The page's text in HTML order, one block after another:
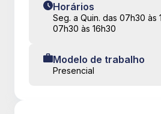
Horários
Seg. a Quin. das 07h30 às
07h30 às 16h30
Modelo de trabalho
Presencial